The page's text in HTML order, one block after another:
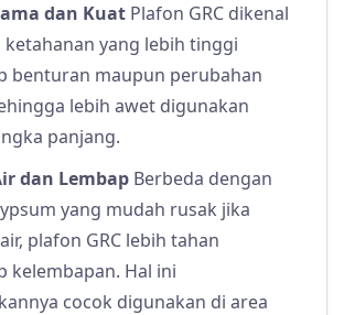
dan Kuat Plafon GRC dikenal
yang lebih tinggi
benturan maupun perubahan
lebih awet digunakan
panjang.
dan Lembap Berbeda dengan
yang mudah rusak jika
plafon GRC lebih tahan
kelembapan. Hal ini
cocok digunakan di area